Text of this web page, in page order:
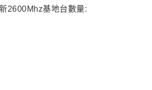
2600Mhz基地台數量: